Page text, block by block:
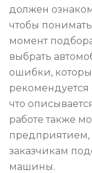
должен
чтобы
момент
выбрать
ошибки,
что
работе также
предприятием,
заказчикам
машины.